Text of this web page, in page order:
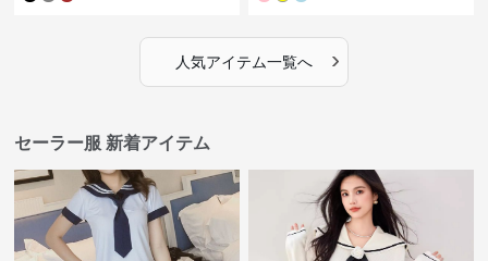
人気アイテム一覧へ ›
セーラー服 新着アイテム